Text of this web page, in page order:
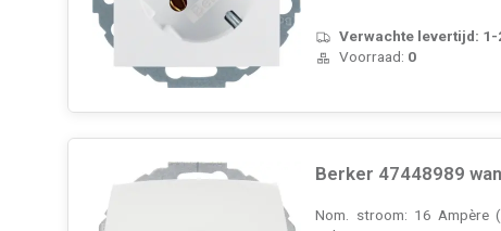
Verwachte levertijd: 1-
Voorraad: 0
Berker 47448989
Nom. stroom: 16 Ampère